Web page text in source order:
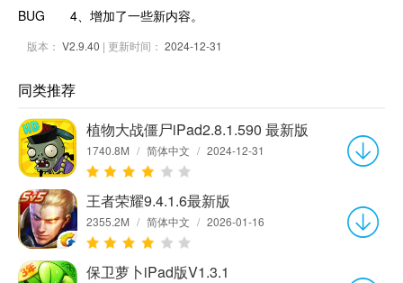
BUG 4、增加了一些新内容。
版本： V2.9.40 | 更新时间： 2024-12-31
同类推荐
植物大战僵尸iPad2.8.1.590 最新版
1740.8M / 简体中文 / 2024-12-31
王者荣耀9.4.1.6最新版
2355.2M / 简体中文 / 2026-01-16
保卫萝卜iPad版V1.3.1